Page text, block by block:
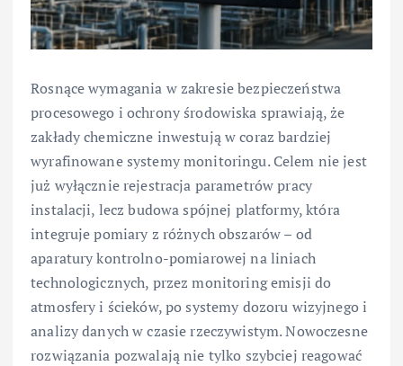
Rosnące wymagania w zakresie bezpieczeństwa
procesowego i ochrony środowiska sprawiają, że
zakłady chemiczne inwestują w coraz bardziej
wyrafinowane systemy monitoringu. Celem nie jest
już wyłącznie rejestracja parametrów pracy
instalacji, lecz budowa spójnej platformy, która
integruje pomiary z różnych obszarów – od
aparatury kontrolno-pomiarowej na liniach
technologicznych, przez monitoring emisji do
atmosfery i ścieków, po systemy dozoru wizyjnego i
analizy danych w czasie rzeczywistym. Nowoczesne
rozwiązania pozwalają nie tylko szybciej reagować